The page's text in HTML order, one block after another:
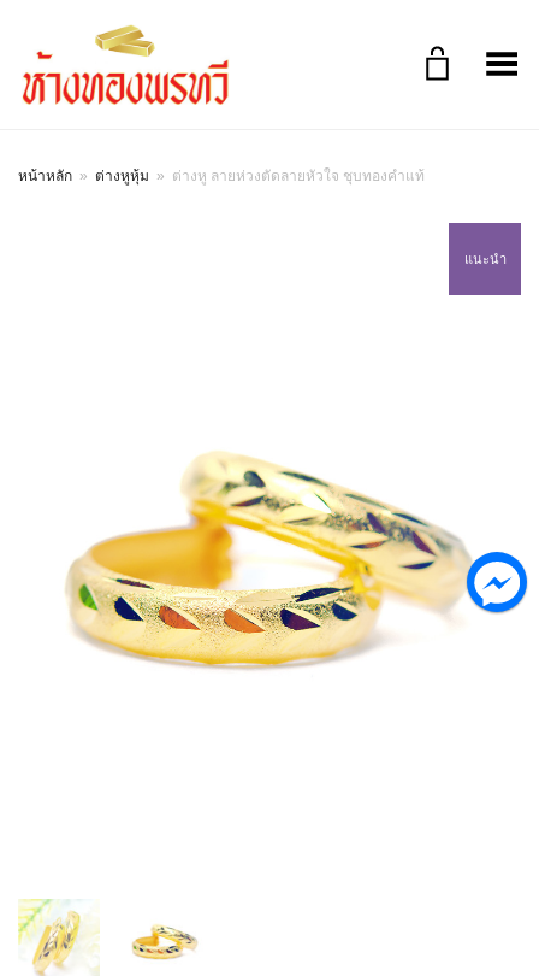
Toggle Menu
หน้าหลัก » ต่างหูหุ้ม » ต่างหู ลายห่วงตัดลายหัวใจ ชุบทองคำแท้
แนะนำ